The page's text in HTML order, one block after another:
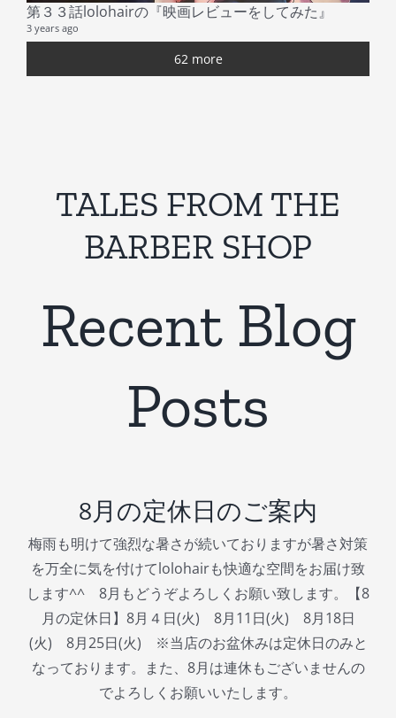
第３３話lolohairの『映画レビューをしてみた』
3 years ago
62 more
TALES FROM THE
BARBER SHOP
Recent Blog
Posts
8月の定休日のご案内
梅雨も明けて強烈な暑さが続いておりますが暑さ対策
を万全に気を付けてlolohairも快適な空間をお届け致
します^^ 8月もどうぞよろしくお願い致します。【8
月の定休日】8月４日(火) 8月11日(火) 8月18日
(火) 8月25日(火) ※当店のお盆休みは定休日のみと
なっております。また、8月は連休もございませんの
でよろしくお願いいたします。